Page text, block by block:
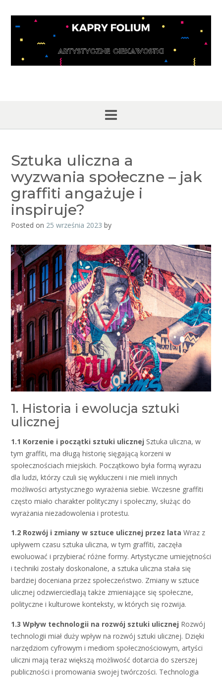
content
Sztuka uliczna a
wyzwania społeczne – jak
graffiti angażuje i
inspiruje?
Posted on 25 września 2023 by
1. Historia i ewolucja sztuki
ulicznej
1.1 Korzenie i początki sztuki ulicznej Sztuka uliczna, w
tym graffiti, ma długą historię sięgającą korzeni w
społecznościach miejskich. Początkowo była formą wyrazu
dla ludzi, którzy czuli się wykluczeni i nie mieli innych
możliwości artystycznego wyrażenia siebie. Wczesne graffiti
często miało charakter polityczny i społeczny, służąc do
wyrażania niezadowolenia i protestu.
1.2 Rozwój i zmiany w sztuce ulicznej przez lata Wraz z
upływem czasu sztuka uliczna, w tym graffiti, zaczęła
ewoluować i przybierać różne formy. Artystyczne umiejętności
i techniki zostały doskonalone, a sztuka uliczna stała się
bardziej doceniana przez społeczeństwo. Zmiany w sztuce
ulicznej odzwierciedlają także zmieniające się społeczne,
polityczne i kulturowe konteksty, w których się rozwija.
1.3 Wpływ technologii na rozwój sztuki ulicznej Rozwój
technologii miał duży wpływ na rozwój sztuki ulicznej. Dzięki
narzędziom cyfrowym i mediom społecznościowym, artyści
uliczni mają teraz większą możliwość dotarcia do szerszej
publiczności i promowania swojej twórczości. Technologia